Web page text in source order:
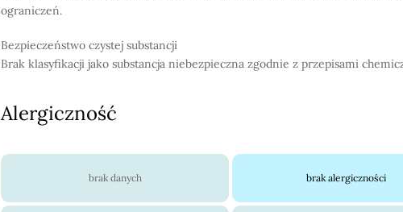
ograniczeń.
Bezpieczeństwo czystej substancji
Brak klasyfikacji jako substancja niebezpieczna zgodnie z przepisami
Alergiczność
brak danych brak alergiczności